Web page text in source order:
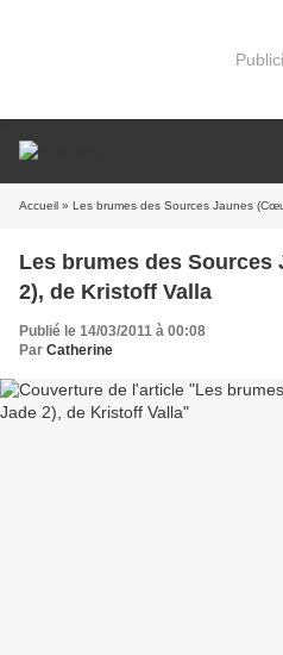
Accueil » Les brumes des Sources Jaunes
Les brumes des
2), de Kristoff Valla
Publié le 14/03/2011 à 00:08
Par Catherine